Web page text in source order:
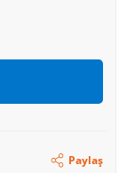
Paylaş